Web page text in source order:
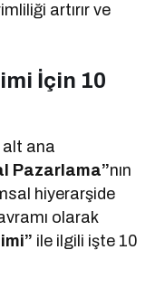
artırır ve
İçin 10
alt ana
Pazarlama”nın
hiyerarşide
olarak
ile ilgili işte 10